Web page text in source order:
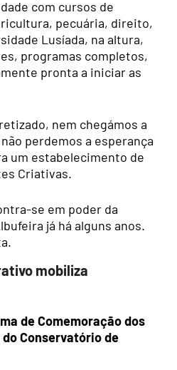
com cursos de
pecuária, direito,
Lusíada, na altura,
programas completos,
pronta a iniciar as
nem chegámos a
perdemos a esperança
um estabelecimento de
Criativas.
se em poder da
já há alguns anos.
mobiliza
de Comemoração dos
Conservatório de